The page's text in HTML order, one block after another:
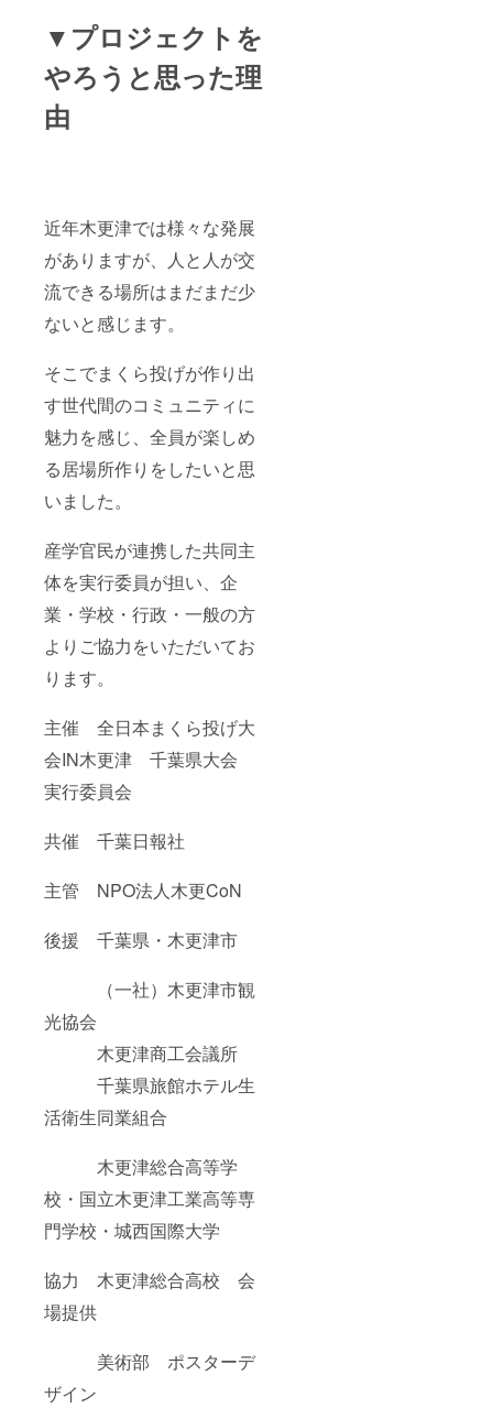
▼プロジェクトを
やろうと思った理
由
近年木更津では様々な発展
がありますが、人と人が交
流できる場所はまだまだ少
ないと感じます。
そこでまくら投げが作り出
す世代間のコミュニティに
魅力を感じ、全員が楽しめ
る居場所作りをしたいと思
いました。
産学官民が連携した共同主
体を実行委員が担い、企
業・学校・行政・一般の方
よりご協力をいただいてお
ります。
主催 全日本まくら投げ大
会IN木更津 千葉県大会
実行委員会
共催 千葉日報社
主管 NPO法人木更CoN
後援 千葉県・木更津市
（一社）木更津市観
光協会
木更津商工会議所
千葉県旅館ホテル生
活衛生同業組合
木更津総合高等学
校・国立木更津工業高等専
門学校・城西国際大学
協力 木更津総合高校 会
場提供
美術部 ポスターデ
ザイン